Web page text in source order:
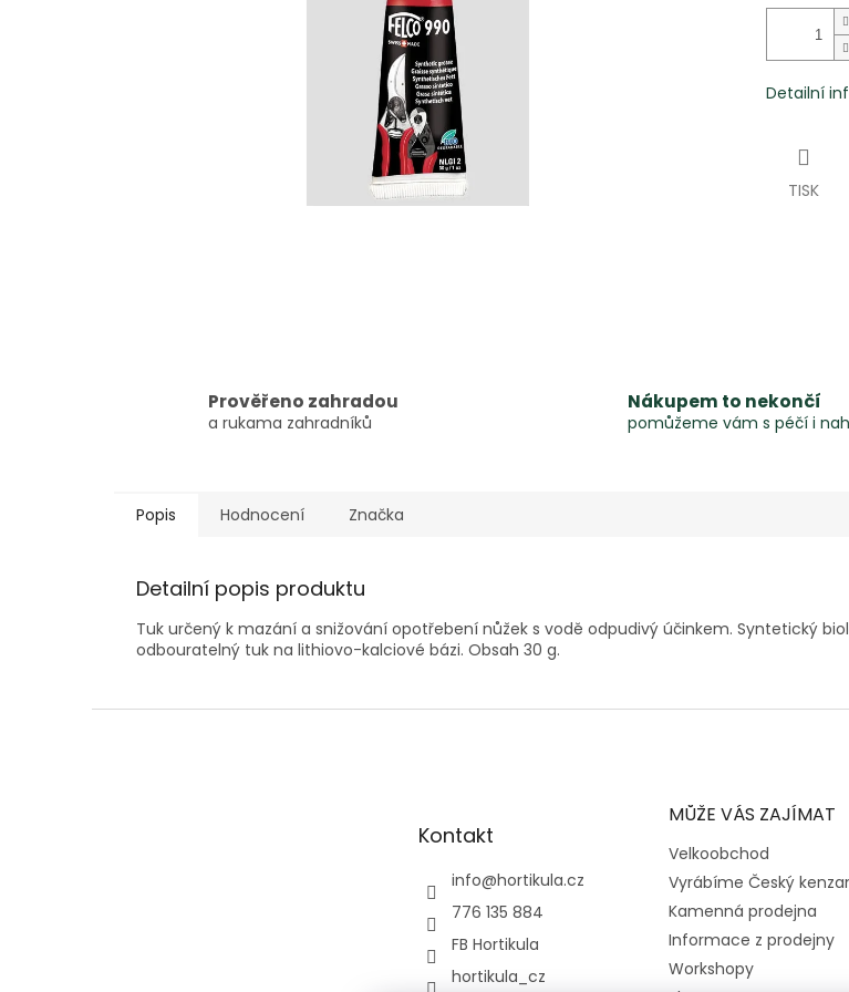
Detailní
TISK
Prověřeno zahradou
a rukama zahradníků
Nákupem to nekončí
pomůžeme vám s péčí i
Popis Hodnocení Značka
Detailní popis produktu
Tuk určený k mazání a snižování opotřebení nůžek s vodě odpudivý účinkem. Syntetický
odbouratelný tuk na lithiovo-kalciové bázi. Obsah 30 g.
Kontakt
info@hortikula.cz
776 135 884
FB Hortikula
hortikula_cz
MŮŽE VÁS ZAJÍMAT
Velkoobchod
Vyrábíme Český
Kamenná prodejna
Informace z prodejny
Workshopy